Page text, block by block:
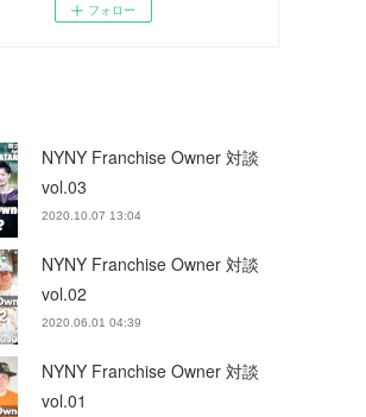
フォロー
NYNY Franchise Owner 対談
vol.03
2020.10.07 13:04
NYNY Franchise Owner 対談
vol.02
2020.06.01 04:39
NYNY Franchise Owner 対談
vol.01